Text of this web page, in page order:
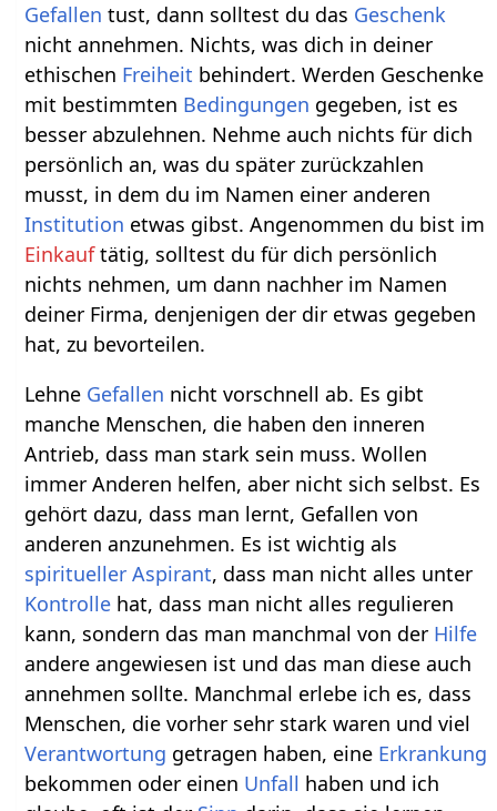
Gefallen tust, dann solltest du das Geschenk
nicht annehmen. Nichts, was dich in deiner
ethischen Freiheit behindert. Werden Geschenke
mit bestimmten Bedingungen gegeben, ist es
besser abzulehnen. Nehme auch nichts für dich
persönlich an, was du später zurückzahlen
musst, in dem du im Namen einer anderen
Institution etwas gibst. Angenommen du bist im
Einkauftätig, solltest du für dich persönlich
nichts nehmen, um dann nachher im Namen
deiner Firma, denjenigen der dir etwas gegeben
hat, zu bevorteilen.
Lehne Gefallen nicht vorschnell ab. Es gibt
manche Menschen, die haben den inneren
Antrieb, dass man stark sein muss. Wollen
immer Anderen helfen, aber nicht sich selbst. Es
gehört dazu, dass man lernt, Gefallen von
anderen anzunehmen. Es ist wichtig als
spiritueller Aspirant, dass man nicht alles unter
Kontrolle hat, dass man nicht alles regulieren
kann, sondern das man manchmal von der Hilfe
andere angewiesen ist und das man diese auch
annehmen sollte. Manchmal erlebe ich es, dass
Menschen, die vorher sehr stark waren und viel
Verantwortung getragen haben, eine Erkrankung
bekommen oder einen Unfall haben und ich